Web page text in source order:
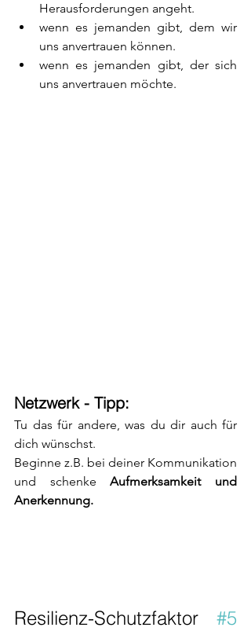
Herausforderungen angeht.
wenn es jemanden gibt, dem wir
uns anvertrauen können.
wenn es jemanden gibt, der sich
uns anvertrauen möchte.
Netzwerk - Tipp:
Tu das für andere, was du dir auch für
dich wünschst.
Beginne z.B. bei deiner Kommunikation
und schenke Aufmerksamkeit und
Anerkennung.
Resilienz-Schutzfaktor #5